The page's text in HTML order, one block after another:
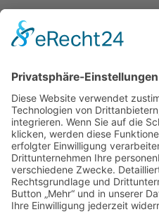
Event-Übersicht
Über mich
Mit mir arbeiten
Gratis
Podcast
Shop